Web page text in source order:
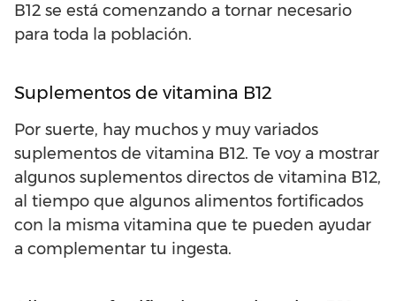
B12 se está comenzando a tornar necesario
para toda la población.
Suplementos de vitamina B12
Por suerte, hay muchos y muy variados
suplementos de vitamina B12. Te voy a mostrar
algunos suplementos directos de vitamina B12,
al tiempo que algunos alimentos fortificados
con la misma vitamina que te pueden ayudar
a complementar tu ingesta.